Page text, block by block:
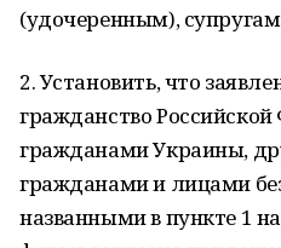
(удочеренным),
2. Установить, что
гражданство
гражданами Украины,
гражданами и лицами
названными в пункте 1